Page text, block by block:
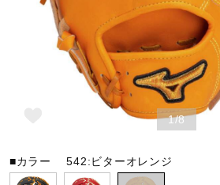
テニス／ソフトテニス
バドミントン
陸上競技
1/8
■カラー542:ビターオレンジ